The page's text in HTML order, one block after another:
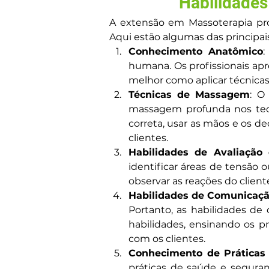
A extensão em Massoterapia
Aqui estão algumas das
Conhecimento Anatômico:
humana. Os profissionais
melhor como aplicar
Técnicas de Massagem: O
massagem profunda nos
correta, usar as mãos e os
clientes.
Habilidades de Avaliação
identificar áreas de tensão
observar as reações do
Habilidades de
Portanto, as habilidades de
habilidades, ensinando os
com os clientes.
Conhecimento de